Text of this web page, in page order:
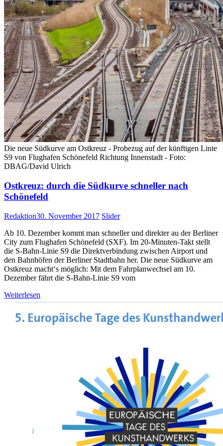
Die neue Südkurve am Ostkreuz - Probezug auf der künftigen Linie
S9 von Flughafen Schönefeld Richtung Innenstadt - Foto:
DBAG/David Ulrich
Ostkreuz: durch die Südkurve schneller nach
Schönefeld
Redaktion30. November 2017 Slider
Ab 10. Dezember kommt man schneller und direkter au der Berliner
City zum Flughafen Schönefeld (SXF). Im 20-Minuten-Takt stellt
die S-Bahn-Linie S9 die Direktverbindung zwischen Airport und
den Bahnhöfen der Berliner Stadtbahn her. Die neue Südkurve am
Ostkreuz macht‘s möglich: Mit dem Fahrplanwechsel am 10.
Dezember fährt die S-Bahn-Linie S9 vom
Weiterlesen